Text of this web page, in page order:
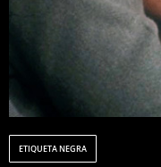
ETIQUETA NEGRA